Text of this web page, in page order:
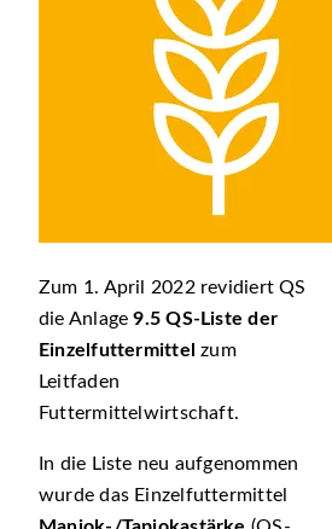
Zum 1. April 2022 revidiert QS
die Anlage9.5 QS-Liste der
Einzelfuttermittel zum
Leitfaden
Futtermittelwirtschaft.
In die Liste neu aufgenommen
wurde das Einzelfuttermittel